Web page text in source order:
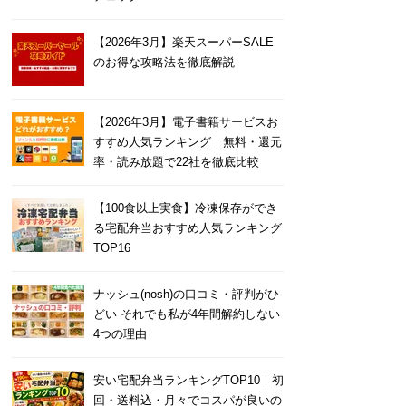
【2026年3月】楽天スーパーSALE
のお得な攻略法を徹底解説
【2026年3月】電子書籍サービスお
すすめ人気ランキング｜無料・還元
率・読み放題で22社を徹底比較
【100食以上実食】冷凍保存ができ
る宅配弁当おすすめ人気ランキング
TOP16
ナッシュ(nosh)の口コミ・評判がひ
どい それでも私が4年間解約しない
4つの理由
安い宅配弁当ランキングTOP10｜初
回・送料込・月々でコスパが良いの